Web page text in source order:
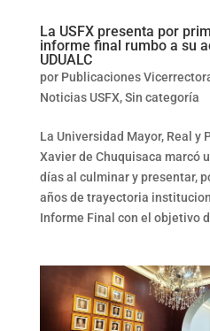
La USFX presenta por
informe final rumbo a su
UDUALC
por Publicaciones
Noticias USFX,Sin categoría
La Universidad Mayor, Real y
Xavier de Chuquisaca marcó
días al culminar y presentar,
años de trayectoria
Informe Final con el objetivo